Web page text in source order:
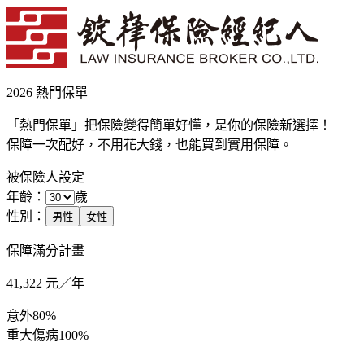
2026 熱門保單
「熱門保單」把保險變得簡單好懂，是你的保險新選擇！
保障一次配好，不用花大錢，也能買到實用保障。
被保險人設定
年齡：
歲
性別：
男性 女性
保障滿分計畫
41,322 元／年
意外80%
重大傷病100%